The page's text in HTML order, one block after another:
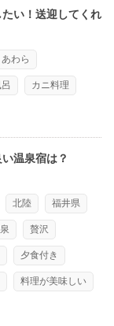
い！送迎してくれ
あわら
カニ料理
温泉宿は？
北陸 福井県
贅沢
夕食付き
料理が美味しい